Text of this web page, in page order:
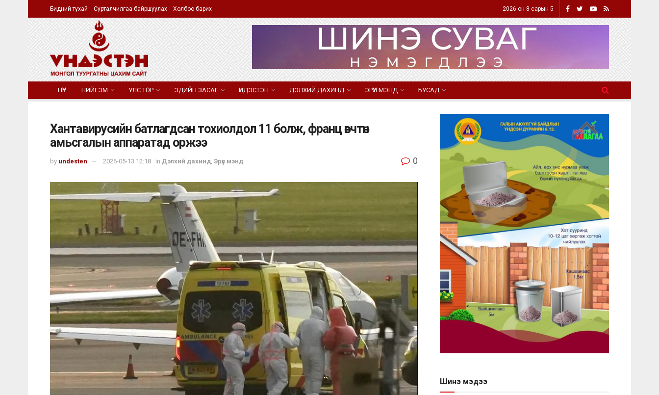
Бидний тухай Сурталчилгаа байршуулах Холбоо барих 2026 он 8 сарын 5
НҮҮР НИЙГЭМ УЛС ТӨР ЭДИЙН ЗАСАГ ҮНДЭСТЭН ДЭЛХИЙ ДАХИНД ЭРҮҮЛ МЭНД БУСАД
Хантавирусийн батлагдсан тохиолдол 11 болж, франц өвчтөн
амьсгалын аппаратад оржээ
by undesten 2026-05-13 12:18 in Дэлхий дахинд, Эрүүл мэнд 0
Шинэ мэдээ